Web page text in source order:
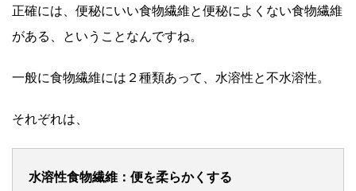
正確には、便秘にいい食物繊維と便秘によくない食物繊維
がある、ということなんですね。
一般に食物繊維には２種類あって、水溶性と不水溶性。
それぞれは、
水溶性食物繊維：便を柔らかくする